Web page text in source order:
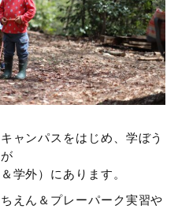
ャンパスをはじめ、学ぼう
学外）にあります。
えん＆プレーパーク実習や